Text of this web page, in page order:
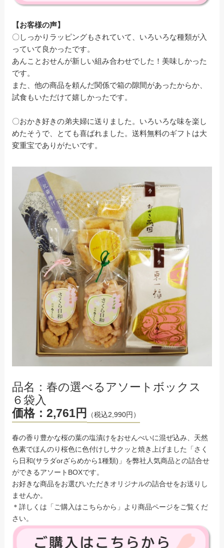
【お客様の声】
〇しっかりラッピングもされていて、いろいろな種類が入
っていて良かったです。
あんことおせんが新しい組み合わせでした！美味しかった
です。
また、他の商品を頼んだ関係で箱の隙間があったからか、
試食もいただけて嬉しかったです。
〇おかき好きの弟夫婦に送りました。いろいろな味を楽し
めたそうで、とても喜ばれました。送料無料のギフトは大
変重宝でありがたいです。
品名：春の選べるアソートボックス
６袋入
価格：2,761円
（税込2,990円）
春の香り豊かな桜の葉の塩漬けをおせんべいに混ぜ込み、天然
色素でほんのり桜色に色付けしサクッと焼き上げました「さく
ら日和(サラダorざらめから1種類)」を弊社人気商品との詰合せ
ができるアソートBOXです。
お好きな商品をお選びいただきオリジナルの詰合せをお送りし
ませんか。
＊詳しくは「ご購入はこちらから」より商品ページをご覧くだ
さい。